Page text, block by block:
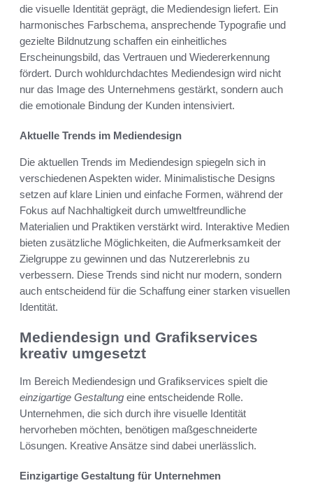
die visuelle Identität geprägt, die Mediendesign liefert. Ein
harmonisches Farbschema, ansprechende Typografie und
gezielte Bildnutzung schaffen ein einheitliches
Erscheinungsbild, das Vertrauen und Wiedererkennung
fördert. Durch wohldurchdachtes Mediendesign wird nicht
nur das Image des Unternehmens gestärkt, sondern auch
die emotionale Bindung der Kunden intensiviert.
Aktuelle Trends im Mediendesign
Die aktuellen Trends im Mediendesign spiegeln sich in
verschiedenen Aspekten wider. Minimalistische Designs
setzen auf klare Linien und einfache Formen, während der
Fokus auf Nachhaltigkeit durch umweltfreundliche
Materialien und Praktiken verstärkt wird. Interaktive Medien
bieten zusätzliche Möglichkeiten, die Aufmerksamkeit der
Zielgruppe zu gewinnen und das Nutzererlebnis zu
verbessern. Diese Trends sind nicht nur modern, sondern
auch entscheidend für die Schaffung einer starken visuellen
Identität.
Mediendesign und Grafikservices
kreativ umgesetzt
Im Bereich Mediendesign und Grafikservices spielt die
einzigartige Gestaltung eine entscheidende Rolle.
Unternehmen, die sich durch ihre visuelle Identität
hervorheben möchten, benötigen maßgeschneiderte
Lösungen. Kreative Ansätze sind dabei unerlässlich.
Einzigartige Gestaltung für Unternehmen